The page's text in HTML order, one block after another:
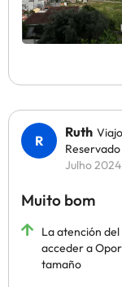
Ruth
Julho 2024
Muito bom
La atención
acceder a
tamaño